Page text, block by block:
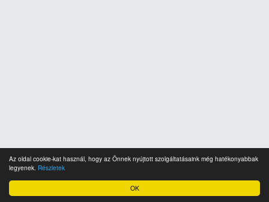
OK
Az oldal cookie-kat használ, hogy az Önnek nyújtott szolgáltatásaink még hatékonyabbak
legyenek. Részletek